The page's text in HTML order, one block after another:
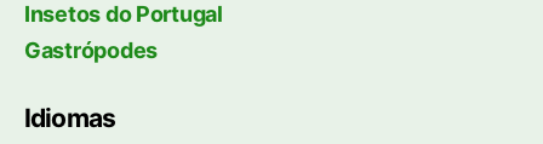
Insetos do Portugal
Gastrópodes
Idiomas